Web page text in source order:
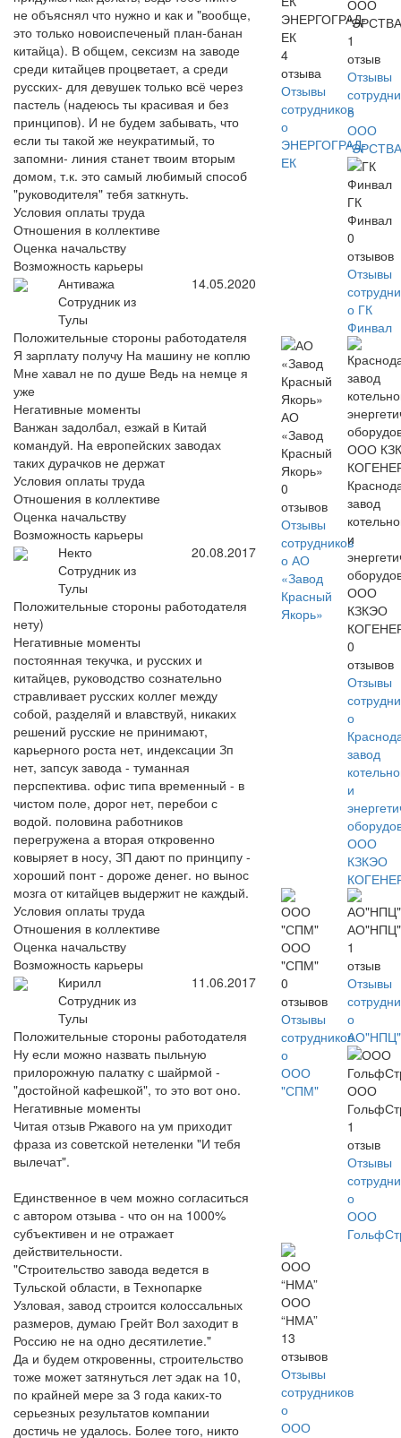
не объяснял что нужно и как и "вообще,
это только новоиспеченый план-банан
китайца). В общем, сексизм на заводе
среди китайцев процветает, а среди
русских- для девушек только всё через
пастель (надеюсь ты красивая и без
принципов). И не будем забывать, что
если ты такой же неукратимый, то
запомни- линия станет твоим вторым
домом, т.к. это самый любимый способ
"руководителя" тебя заткнуть.
Условия оплаты труда
Отношения в коллективе
Оценка начальству
Возможность карьеры
Антиважа
Сотрудник из
Тулы
14.05.2020
Положительные стороны работодателя
Я зарплату получу На машину не коплю
Мне хавал не по душе Ведь на немце я
уже
Негативные моменты
Ванжан задолбал, езжай в Китай
командуй. На европейских заводах
таких дурачков не держат
Условия оплаты труда
Отношения в коллективе
Оценка начальству
Возможность карьеры
Некто
Сотрудник из
Тулы
20.08.2017
Положительные стороны работодателя
нету)
Негативные моменты
постоянная текучка, и русских и
китайцев, руководство сознательно
стравливает русских коллег между
собой, разделяй и влавствуй, никаких
решений русские не принимают,
карьерного роста нет, индексации Зп
нет, запсук завода - туманная
перспектива. офис типа временный - в
чистом поле, дорог нет, перебои с
водой. половина работников
перегружена а вторая откровенно
ковыряет в носу, ЗП дают по принципу -
хороший понт - дороже денег. но вынос
мозга от китайцев выдержит не каждый.
Условия оплаты труда
Отношения в коллективе
Оценка начальству
Возможность карьеры
Кирилл
Сотрудник из
Тулы
11.06.2017
Положительные стороны работодателя
Ну если можно назвать пыльную
прилорожную палатку с шайрмой -
"достойной кафешкой", то это вот оно.
Негативные моменты
Читая отзыв Ржавого на ум приходит
фраза из советской нетеленки "И тебя
вылечат".
Единственное в чем можно согласиться
с автором отзыва - что он на 1000%
субъективен и не отражает
действительности.
"Строительство завода ведется в
Тульской области, в Технопарке
Узловая, завод строится колоссальных
размеров, думаю Грейт Вол заходит в
Россию не на одно десятилетие."
Да и будем откровенны, строительство
тоже может затянуться лет эдак на 10,
по крайней мере за 3 года каких-то
серьезных результатов компании
достичь не удалось. Более того, никто
ЭНЕРГОГРАД-
ЕК
4
отзыва
Отзывы
сотрудников
о
ЭНЕРГОГРАД-
ЕК
ООО
1
отзыв
Отзывы
о
ООО
ГК
Финвал
0
отзывов
Отзывы
о ГК
Финвал
АО
«Завод
Красный
Якорь»
0
отзывов
Отзывы
сотрудников
о АО
«Завод
Красный
Якорь»
завод
и
ООО
КЗКЭО
0
отзывов
Отзывы
о
завод
и
ООО
КЗКЭО
ООО
"СПМ"
0
отзывов
Отзывы
сотрудников
о
ООО
"СПМ"
1
отзыв
Отзывы
о
ООО
1
отзыв
Отзывы
о
ООО
ООО
“НМА”
13
отзывов
Отзывы
сотрудников
о
ООО